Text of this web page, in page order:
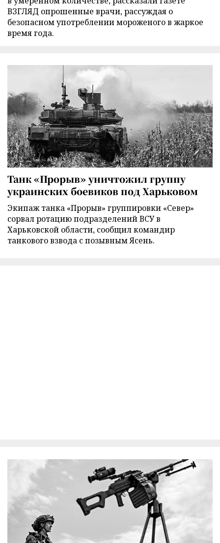
ВЗГЛЯД опрошенные врачи, рассуждая о
безопасном употреблении мороженого в жаркое
время года.
Танк «Прорыв» уничтожил группу
украинских боевиков под Харьковом
Экипаж танка «Прорыв» группировки «Север»
сорвал ротацию подразделений ВСУ в
Харьковской области, сообщил командир
танкового взвода с позывным Ясень.